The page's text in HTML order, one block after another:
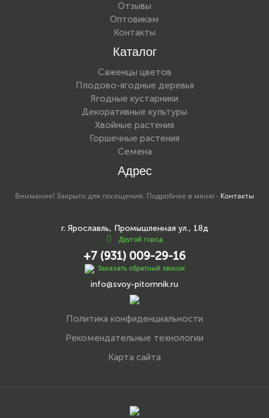
Отзывы
Оптовикам
Контакты
Каталог
Саженцы цветов
Плодово-ягодные деревья
Ягодные кустарники
Декоративные культуры
Хвойные растения
Горшечные растения
Семена
Адрес
Внимание! Закрыто для посещения. Подробнее в меню - Контакты
г. Ярославль, Промышленная ул., 18д
Другой город
+7 (931) 009-29-16
Заказать обратный звонок
info@svoy-pitomnik.ru
Политика конфиденциальности
Рекомендательные технологии
Карта сайта